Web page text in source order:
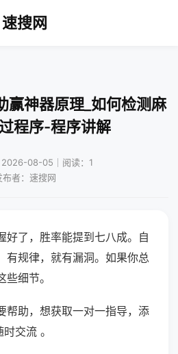
速搜网
赢神器原理_如何检测麻
程序-程序讲解
2026-08-05｜阅读：1
布者：速搜网
好了，胜率能提到七八成。自
有规律，就有漏洞。如果你总
细节。
帮助，想获取一对一指导，添
交流 。